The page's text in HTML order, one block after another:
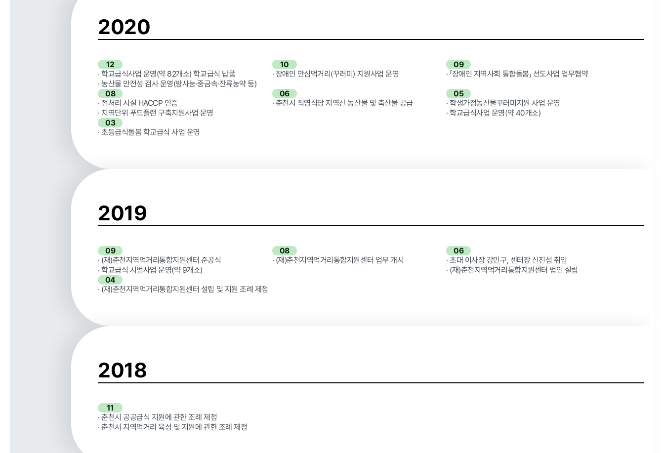
2020
12
· 학교급식사업 운영(약 82개소) 학교급식 납품
· 농산물 안전성 검사 운영(방사능·중금속·잔류농약 등)
10
· 장애인 안심먹거리(꾸러미) 지원사업 운영
09
· 「장애인 지역사회 통합돌봄」 선도사업 업무협약
08
· 전처리 시설 HACCP 인증
· 지역단위 푸드플랜 구축지원사업 운영
06
· 춘천시 직영식당 지역산 농산물 및 축산물 공급
05
· 학생가정농산물꾸러미지원 사업 운영
· 학교급식사업 운영(약 40개소)
03
· 초등급식돌봄 학교급식 사업 운영
2019
09
· (재)춘천지역먹거리통합지원센터 준공식
· 학교급식 시범사업 운영(약 9개소)
08
· (재)춘천지역먹거리통합지원센터 업무 개시
06
· 초대 이사장 강민구, 센터장 신진섭 취임
· (재)춘천지역먹거리통합지원센터 법인 설립
04
· (재)춘천지역먹거리통합지원센터 설립 및 지원 조례 제정
2018
11
· 춘천시 공공급식 지원에 관한 조례 제정
· 춘천시 지역먹거리 육성 및 지원에 관한 조례 제정